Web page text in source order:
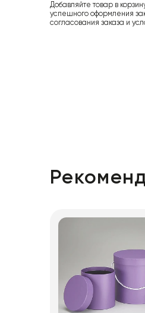
Добавляйте товар в
успешного оформления
согласования заказа и